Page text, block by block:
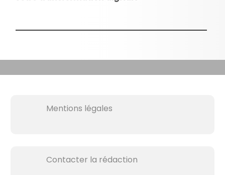
Mentions légales
Contacter la rédaction